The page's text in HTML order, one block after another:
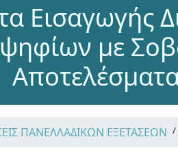
Εισαγωγής
με
ΠΑΝΕΛΛΑΔΙΚΩΝ ΕΞΕΤΑΣΕΩΝ